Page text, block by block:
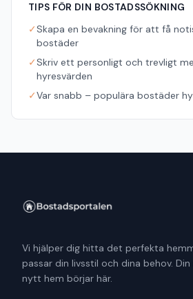
TIPS FÖR DIN BOSTADSSÖKNING
✓Skapa en bevakning för att få
bostäder
✓Skriv ett personligt och trevligt
hyresvärden
✓Var snabb – populära bostäder
Vi hjälper dig hitta det perfekta
passar din livsstil och dina behov.
nytt hem börjar här.